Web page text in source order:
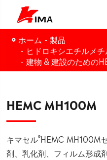
ホーム
製品
ヒドロキシエチルメ
建物 & 建設のための
HEMC MH100M
キマセル®HEMC MH100M
剤、乳化剤、フィルム形成